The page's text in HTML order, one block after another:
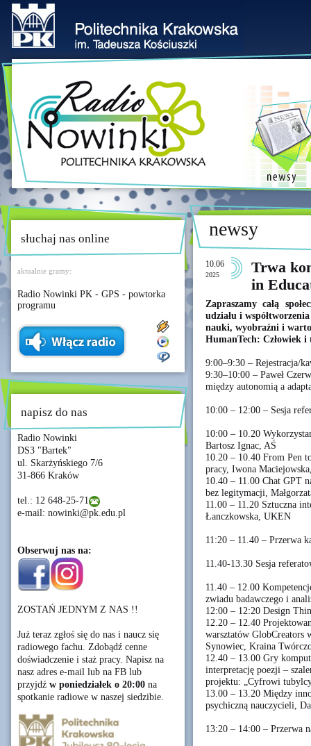
słuchaj nas online
aktualnie gramy:
Radio Nowinki PK - GPS - powtorka
programu
napisz do nas
Radio Nowinki
DS3 "Bartek"
ul. Skarżyńskiego 7/6
31-866 Kraków
tel.: 12 648-25-71
e-mail: nowinki@pk.edu.pl
Obserwuj nas na:
ZOSTAŃ JEDNYM Z NAS !!
Już teraz zgłoś się do nas i naucz się
radiowego fachu. Zdobądź cenne
doświadczenie i staż pracy. Napisz na
nasz adres e-mail lub na FB lub
przyjdź w poniedziałek o 20:00 na
spotkanie radiowe w naszej siedzibie.
newsy
10.06
2025
Trwa
in
Zapraszamy całą
udziału i
nauki, wyobraźni i
HumanTech: Człowiek i
9:00–9:30 – Rejestracja/
9:30–10:00 – Paweł
między autonomią a
10:00 – 12:00 – Sesja
10:00 – 10.20
Bartosz Ignac, AŚ
10.20 – 10.40 From Pen
pracy, Iwona
10.40 – 11.00 Chat GPT
bez legitymacji,
11.00 – 11.20 Sztuczna
Łanczkowska, UKEN
11:20 – 11.40 – Przerwa
11.40-13.30 Sesja
11.40 – 12.00
zwiadu badawczego i
12:00 – 12:20 Design
12.20 – 12.40
warsztatów GlobCreators
Synowiec, Kraina
12.40 – 13.00 Gry
interpretację poezji –
projektu: „Cyfrowi
13.00 – 13.20 Między
psychiczną nauczycieli,
13:20 – 14:00 – Przerwa